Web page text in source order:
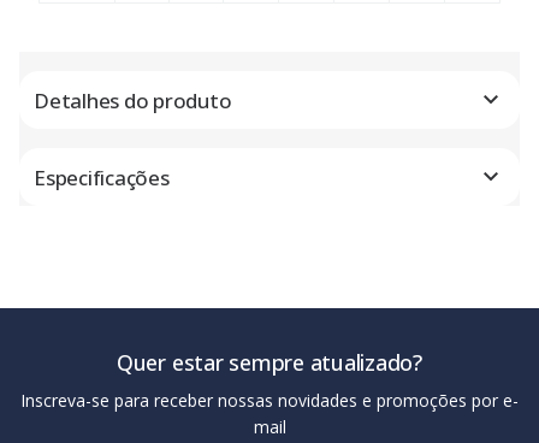
Detalhes do produto
Especificações
Quer estar sempre atualizado?
Inscreva-se para receber nossas novidades e promoções por e-
mail